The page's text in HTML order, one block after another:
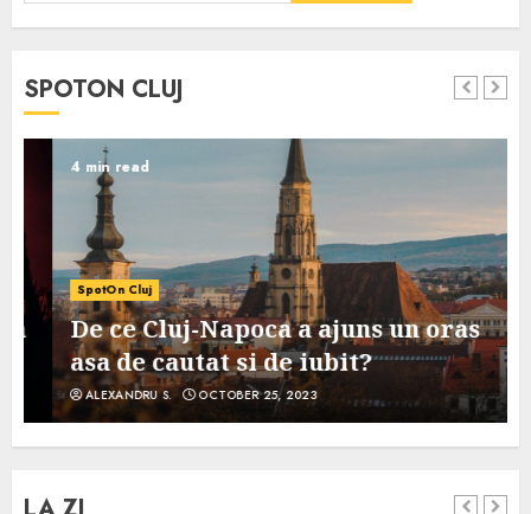
SPOTON CLUJ
4 min read
SpotOn Cluj
De ce Cluj-Napoca a ajuns un oras
asa de cautat si de iubit?
ALEXANDRU S. OCTOBER 25, 2023